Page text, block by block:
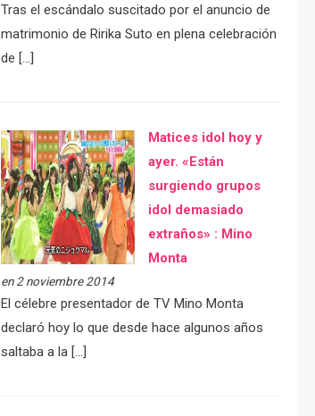
Tras el escándalo suscitado por el anuncio de
matrimonio de Ririka Suto en plena celebración
de […]
Matices idol hoy y
ayer. «Están
surgiendo grupos
idol demasiado
extraños» : Mino
Monta
en 2 noviembre 2014
El célebre presentador de TV Mino Monta
declaró hoy lo que desde hace algunos años
saltaba a la […]